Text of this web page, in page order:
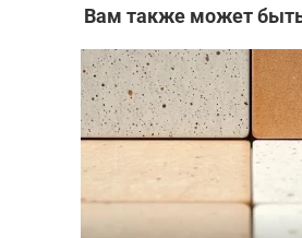
Вам также может